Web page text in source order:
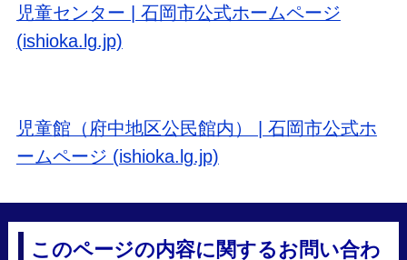
児童センター | 石岡市公式ホームページ
(ishioka.lg.jp)
児童館（府中地区公民館内） | 石岡市公式ホ
ームページ (ishioka.lg.jp)
このページの内容に関するお問い合わ